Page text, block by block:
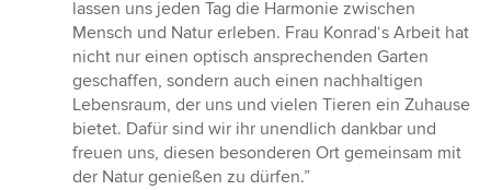
lassen uns jeden Tag die Harmonie zwischen
Mensch und Natur erleben. Frau Konrad‘s Arbeit hat
nicht nur einen optisch ansprechenden Garten
geschaffen, sondern auch einen nachhaltigen
Lebensraum, der uns und vielen Tieren ein Zuhause
bietet. Dafür sind wir ihr unendlich dankbar und
freuen uns, diesen besonderen Ort gemeinsam mit
der Natur genießen zu dürfen.”